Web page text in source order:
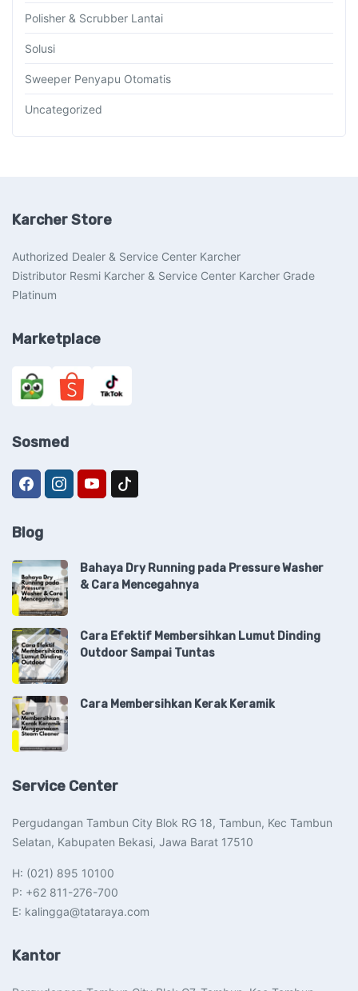
Polisher & Scrubber Lantai
Solusi
Sweeper Penyapu Otomatis
Uncategorized
Karcher Store
Authorized Dealer & Service Center Karcher
Distributor Resmi Karcher & Service Center Karcher Grade
Platinum
Marketplace
Sosmed
Blog
Bahaya Dry Running pada Pressure Washer
& Cara Mencegahnya
Cara Efektif Membersihkan Lumut Dinding
Outdoor Sampai Tuntas
Cara Membersihkan Kerak Keramik
Service Center
Pergudangan Tambun City Blok RG 18, Tambun, Kec Tambun
Selatan, Kabupaten Bekasi, Jawa Barat 17510​
H: (021) 895 10100
P: +62 811-276-700
E: kalingga@tataraya.com
Kantor